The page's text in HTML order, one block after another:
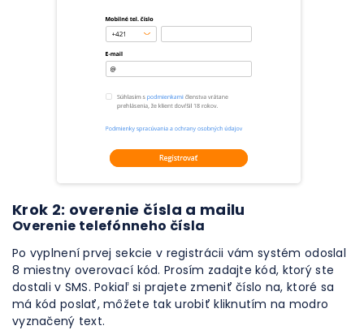
Krok 2: overenie čísla a mailu
Overenie telefónneho čísla
Po vyplnení prvej sekcie v registrácii vám systém odoslal
8 miestny overovací kód. Prosím zadajte kód, ktorý ste
dostali v SMS. Pokiaľ si prajete zmeniť číslo na, ktoré sa
má kód poslať, môžete tak urobiť kliknutím na modro
vyznačený text.